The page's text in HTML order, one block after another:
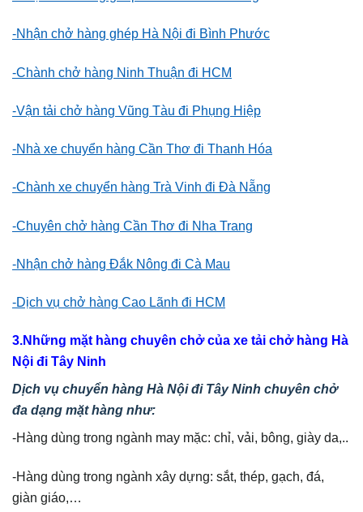
-Nhận chở hàng ghép Hà Nội đi Bình Phước
-Chành chở hàng Ninh Thuận đi HCM
-Vận tải chở hàng Vũng Tàu đi Phụng Hiệp
-Nhà xe chuyển hàng Cần Thơ đi Thanh Hóa
-Chành xe chuyển hàng Trà Vinh đi Đà Nẵng
-Chuyên chở hàng Cần Thơ đi Nha Trang
-Nhận chở hàng Đắk Nông đi Cà Mau
-Dịch vụ chở hàng Cao Lãnh đi HCM
3.Những mặt hàng chuyên chở của xe tải chở hàng Hà
Nội đi Tây Ninh
Dịch vụ chuyển hàng Hà Nội đi Tây Ninh chuyên chở
đa dạng mặt hàng như:
-Hàng dùng trong ngành may mặc: chỉ, vải, bông, giày da,..
-Hàng dùng trong ngành xây dựng: sắt, thép, gạch, đá,
giàn giáo,…